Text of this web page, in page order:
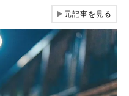
▶元記事を見る